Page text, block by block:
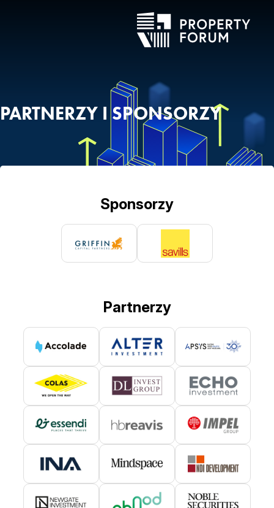
PARTNERZY I SPONSORZY
Sponsorzy
Partnerzy